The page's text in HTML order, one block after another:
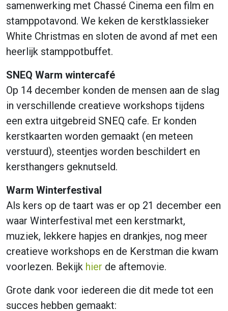
samenwerking met Chassé Cinema een film en
stamppotavond. We keken de kerstklassieker
White Christmas en sloten de avond af met een
heerlijk stamppotbuffet.
SNEQ Warm wintercafé
Op 14 december konden de mensen aan de slag
in verschillende creatieve workshops tijdens
een extra uitgebreid SNEQ cafe. Er konden
kerstkaarten worden gemaakt (en meteen
verstuurd), steentjes worden beschildert en
kersthangers geknutseld.
Warm Winterfestival
Als kers op de taart was er op 21 december een
waar Winterfestival met een kerstmarkt,
muziek, lekkere hapjes en drankjes, nog meer
creatieve workshops en de Kerstman die kwam
voorlezen. Bekijk hier de aftemovie.
Grote dank voor iedereen die dit mede tot een
succes hebben gemaakt: